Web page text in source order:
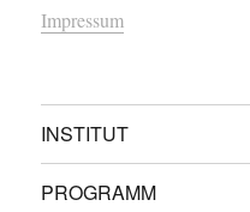
Impressum
INSTITUT
PROGRAMM